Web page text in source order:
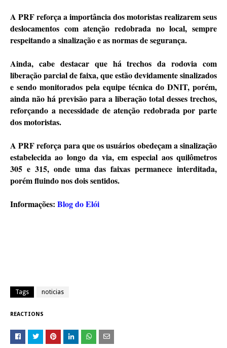
A PRF reforça a importância dos motoristas realizarem seus
deslocamentos com atenção redobrada no local, sempre
respeitando a sinalização e as normas de segurança.
Ainda, cabe destacar que há trechos da rodovia com
liberação parcial de faixa, que estão devidamente sinalizados
e sendo monitorados pela equipe técnica do DNIT, porém,
ainda não há previsão para a liberação total desses trechos,
reforçando a necessidade de atenção redobrada por parte
dos motoristas.
A PRF reforça para que os usuários obedeçam a sinalização
estabelecida ao longo da via, em especial aos quilômetros
305 e 315, onde uma das faixas permanece interditada,
porém fluindo nos dois sentidos.
Informações: Blog do Elói
Tags noticias
REACTIONS